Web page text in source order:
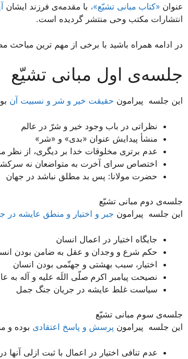
عنوان «کتاب مبانی تشیّع»، با مقدمه‌ی فرزند ایشان
انتشارات مکتب وحی منتشر گردیده است.
در ادامه همراه باشید با برخی از مهم ترین
جلسه‌ی اول مبانی تشیّع
این جلسه پیرامون حقیقت خیر و شر و نسبیت آن
‌نظراتی در باب وجود خیر و شرّ در عالم
منشأ پیدایش عنوان «بدی» و «شر»
عدم برتری مخلوقات خدا بر دیگری، از نظر
اختصاص سرای آخرت به متواضعان نه
حضرت مولانا: پس بد مطلق نباشد در جهان
جلسه‌ی دوم مبانی تشیّع
این جلسه پیرامون جبر و اختیار و منطق عایشه
جایگاه اختیار در اعمال انسان
حکم شرع و وجدان و عقل به ضامن بودن
اختیار، سبب بهشتی و جهنّمی بودن انسان
نصیحت پیامبر اکرم صلّی اللَه علیه و آله به
سیاست غلط عایشه در جریان جنگ جمل
جلسه‌ی سوم مبانی تشیّع
این جلسه پیرامون پرسش و پاسخ اعتقادی بوده و
عدم تنافی اختیار در اعمال با ثبت ازلی